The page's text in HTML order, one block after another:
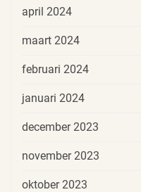
april 2024
maart 2024
februari 2024
januari 2024
december 2023
november 2023
oktober 2023